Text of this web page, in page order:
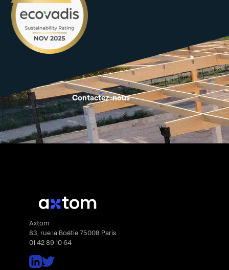
Contactez-nous
Axtom
83, rue la Boétie 75008 Paris
01 42 89 10 64